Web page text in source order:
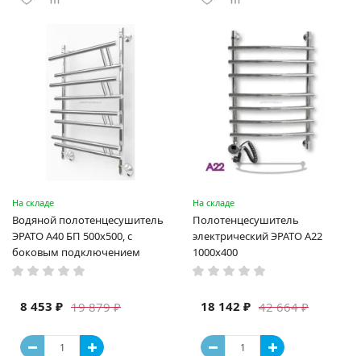
На складе
Водяной полотенцесушитель
ЭРАТО А40 БП 500x500, с
боковым подключением
19 879 ₽
8 453 ₽
На складе
Полотенцесушитель
электрический ЭРАТО А22
1000x400
42 664 ₽
18 142 ₽